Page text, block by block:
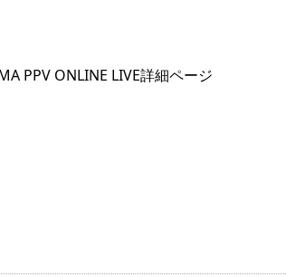
PPV ONLINE LIVE詳細ページ